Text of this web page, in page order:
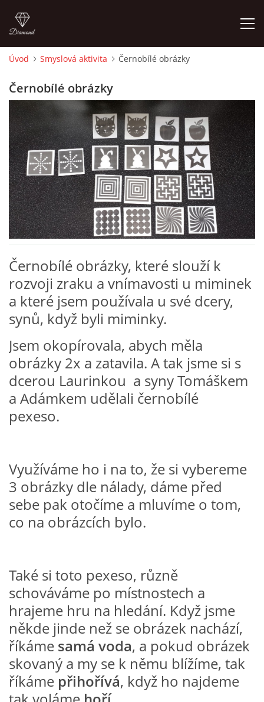
O MĚ
FOTOALBUM
DĚJINY VÝTVARNÉHO UMĚNÍ
NOVINKY ZE ŠKOLSTVÍ 2025
VZDĚLÁVACÍ BLOK ZÁŘÍ
VZDĚLÁVACÍ BLOK ŘÍJEN
VZDĚLÁVACÍ BLOK LISTOPAD
VZDĚLÁVACÍ BLOK PROSINEC
VZDĚLÁVACÍ BLOK ÚNOR
VZDĚLÁVACÍ BLOK BŘEZEN
VÝTVARNÉ TECHNIKY
VÝTVARNÉ POMŮCKY
VÝTVARNÉ AKTIVITY - JARO
VÝTVARNÉ AKTIVITY - LÉTO
Úvod Smyslová aktivita Černobílé obrázky
Černobílé obrázky
Černobílé obrázky, které slouží k
rozvoji zraku a vnímavosti u miminek
a které jsem používala u své dcery,
synů, když byli miminky.
Jsem okopírovala, abych měla
obrázky 2x a zatavila. A tak jsme si s
dcerou Laurinkou a syny Tomáškem
a Adámkem udělali černobílé
pexeso.
Využíváme ho i na to, že si vybereme
3 obrázky dle nálady, dáme před
sebe pak otočíme a mluvíme o tom,
co na obrázcích bylo.
Také si toto pexeso, různě
schováváme po místnostech a
hrajeme hru na hledání. Když jsme
někde jinde než se obrázek nachází,
říkáme samá voda, a pokud obrázek
skovaný a my se k němu blížíme, tak
říkáme přihořívá, když ho najdeme